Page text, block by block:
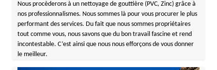
Nous procèderons à un nettoyage de gouttière (PVC, Zinc) grâce à
nos professionnalismes. Nous sommes là pour vous procurer le plus
performant des services. Du fait que nous sommes propriétaires
tout comme vous, nous savons que du bon travail fascine et rend
incontestable. C’est ainsi que nous nous efforçons de vous donner
le meilleur.